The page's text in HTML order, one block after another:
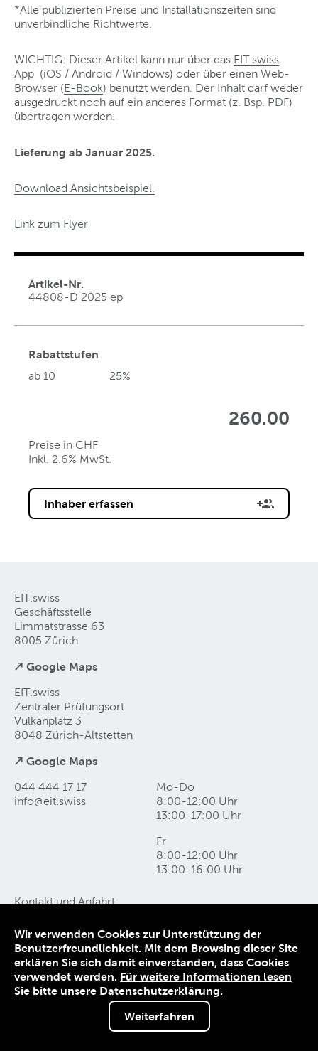
*Alle publizierten Preise und Installationszeiten sind
unverbindliche Richtwerte.
WICHTIG: Dieser Artikel kann nur über das EIT.swiss
App (iOS / Android / Windows) oder über einen Web-
Browser (E-Book) benutzt werden. Der Inhalt darf weder
ausgedruckt noch auf ein anderes Format (z. Bsp. PDF)
übertragen werden.
Lieferung ab Januar 2025.
Download Ansichtsbeispiel.
Link zum Flyer
Artikel-Nr.
44808-D 2025 ep
Rabattstufen
ab 10 25%
260.00
Preise in CHF
Inkl. 2.6% MwSt.
Inhaber erfassen
EIT.swiss
Geschäftsstelle
Limmatstrasse 63
8005 Zürich
↗ Google Maps
EIT.swiss
Zentraler Prüfungsort
Vulkanplatz 3
8048 Zürich-Altstetten
↗ Google Maps
044 444 17 17
info@eit swiss
Mo-Do
8:00-12:00 Uhr
13:00-17:00 Uhr
Fr
8:00-12:00 Uhr
13:00-16:00 Uhr
Kontakt und Anfahrt
Impressum
AGB
© 1906-2026 EIT.swiss
Sie sind nicht angemeldet.
Melden Sie sich an, um von Sonderkonditionen zu
Wir verwenden Cookies zur Unterstützung der
Benutzerfreundlichkeit. Mit dem Browsing dieser Site
erklären Sie sich damit einverstanden, dass Cookies
verwendet werden. Für weitere Informationen lesen
Sie bitte unsere Datenschutzerklärung.
Weiterfahren